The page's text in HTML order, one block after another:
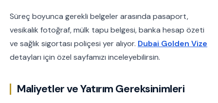
Süreç boyunca gerekli belgeler arasında pasaport,
vesikalık fotoğraf, mülk tapu belgesi, banka hesap özeti
ve sağlık sigortası poliçesi yer alıyor. Dubai Golden Vize
detayları için özel sayfamızı inceleyebilirsin.
Maliyetler ve Yatırım Gereksinimleri